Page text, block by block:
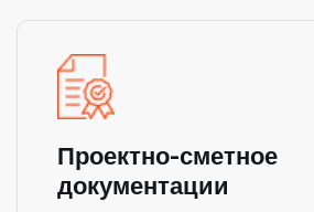
Проектно-сметное
документации